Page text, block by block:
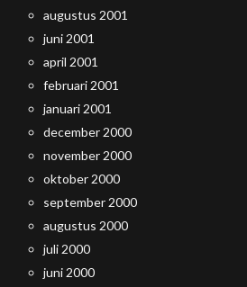
augustus 2001
juni 2001
april 2001
februari 2001
januari 2001
december 2000
november 2000
oktober 2000
september 2000
augustus 2000
juli 2000
juni 2000